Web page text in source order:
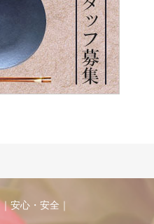
｜安心・安全｜